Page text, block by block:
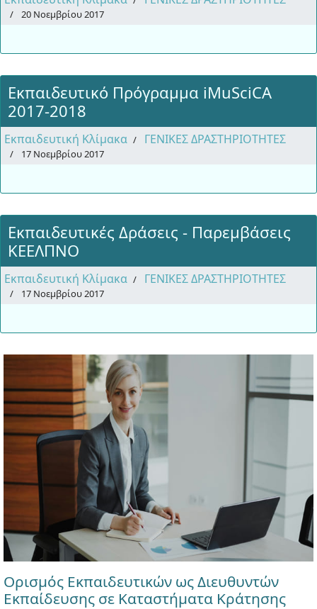
20 Νοεμβρίου 2017
Εκπαιδευτικό Πρόγραμμα iMuSciCA
2017-2018
Εκπαιδευτική Κλίμακα ΓΕΝΙΚΕΣ ΔΡΑΣΤΗΡΙΟΤΗΤΕΣ
17 Νοεμβρίου 2017
Εκπαιδευτικές Δράσεις - Παρεμβάσεις
ΚΕΕΛΠΝΟ
Εκπαιδευτική Κλίμακα ΓΕΝΙΚΕΣ ΔΡΑΣΤΗΡΙΟΤΗΤΕΣ
17 Νοεμβρίου 2017
Ορισμός Εκπαιδευτικών ως Διευθυντών
Εκπαίδευσης σε Καταστήματα Κράτησης